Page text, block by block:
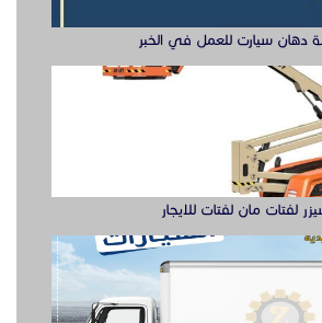
دهان سيارت للعمل في الخبر
لفتات مان لفتات للايجار